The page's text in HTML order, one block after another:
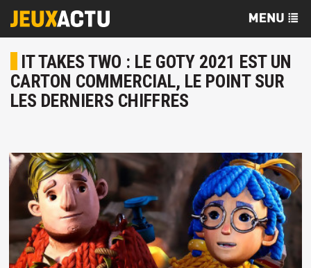
IT TAKES TWO : LE GOTY 2021 EST UN
CARTON COMMERCIAL, LE POINT SUR
LES DERNIERS CHIFFRES